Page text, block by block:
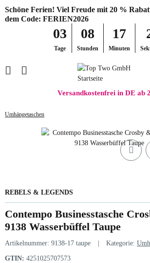
Schöne Ferien! Viel Freude mit 20 %
dem Code: FERIEN2026
03
Tage
08
Stunden
17
Minuten
Versandkostenfrei in DE ab
Umhängetaschen
REBELS & LEGENDS
Contempo Businesstasche
9138 Wasserbüffel Taupe
Artikelnummer: 9138-17 taupe Kategorie:
GTIN: 4251025707573